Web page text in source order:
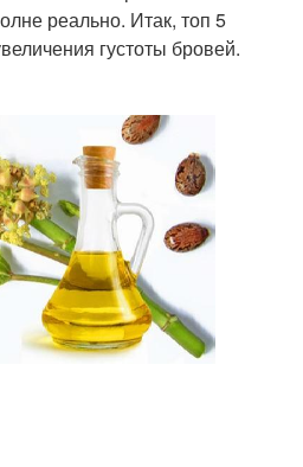
реально. Итак, топ 5
густоты бровей.